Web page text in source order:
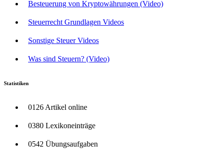
Besteuerung von Kryptowährungen (Video)
Steuerrecht Grundlagen Videos
Sonstige Steuer Videos
Was sind Steuern? (Video)
Statistiken
0126 Artikel online
0380 Lexikoneinträge
0542 Übungsaufgaben